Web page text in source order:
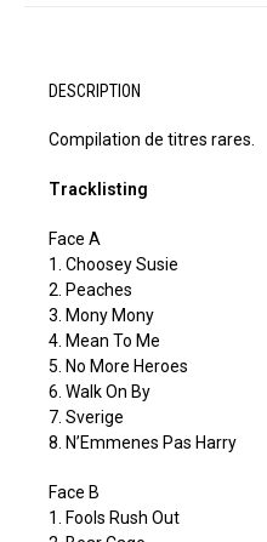
DESCRIPTION
Compilation de titres rares.
Tracklisting
Face A
1. Choosey Susie
2. Peaches
3. Mony Mony
4. Mean To Me
5. No More Heroes
6. Walk On By
7. Sverige
8. N’Emmenes Pas Harry
Face B
1. Fools Rush Out